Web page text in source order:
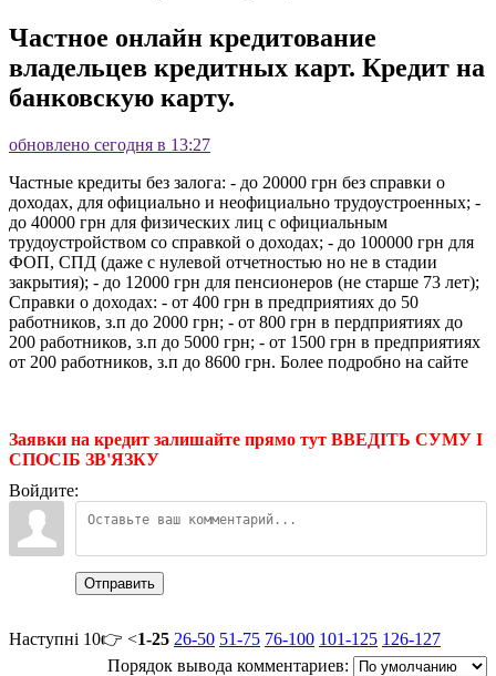
Частное онлайн кредитование
владельцев кредитных карт. Кредит на
банковскую карту.
обновлено сегодня в 13:27
Частные кредиты без залога: - до 20000 грн без справки о
доходах, для официально и неофициально трудоустроенных; -
до 40000 грн для физических лиц с официальным
трудоустройством со справкой о доходах; - до 100000 грн для
ФОП, СПД (даже с нулевой отчетностью но не в стадии
закрытия); - до 12000 грн для пенсионеров (не старше 73 лет);
Справки о доходах: - от 400 грн в предприятиях до 50
работников, з.п до 2000 грн; - от 800 грн в пердприятиях до
200 работников, з.п до 5000 грн; - от 1500 грн в предприятиях
от 200 работников, з.п до 8600 грн. Более подробно на сайте
Заявки на кредит залишайте прямо тут ВВЕДІТЬ СУМУ І
СПОСІБ ЗВ'ЯЗКУ
Войдите:
Отправить
Наступні 10👉 <1-25 26-50 51-75 76-100 101-125 126-127
Порядок вывода комментариев: